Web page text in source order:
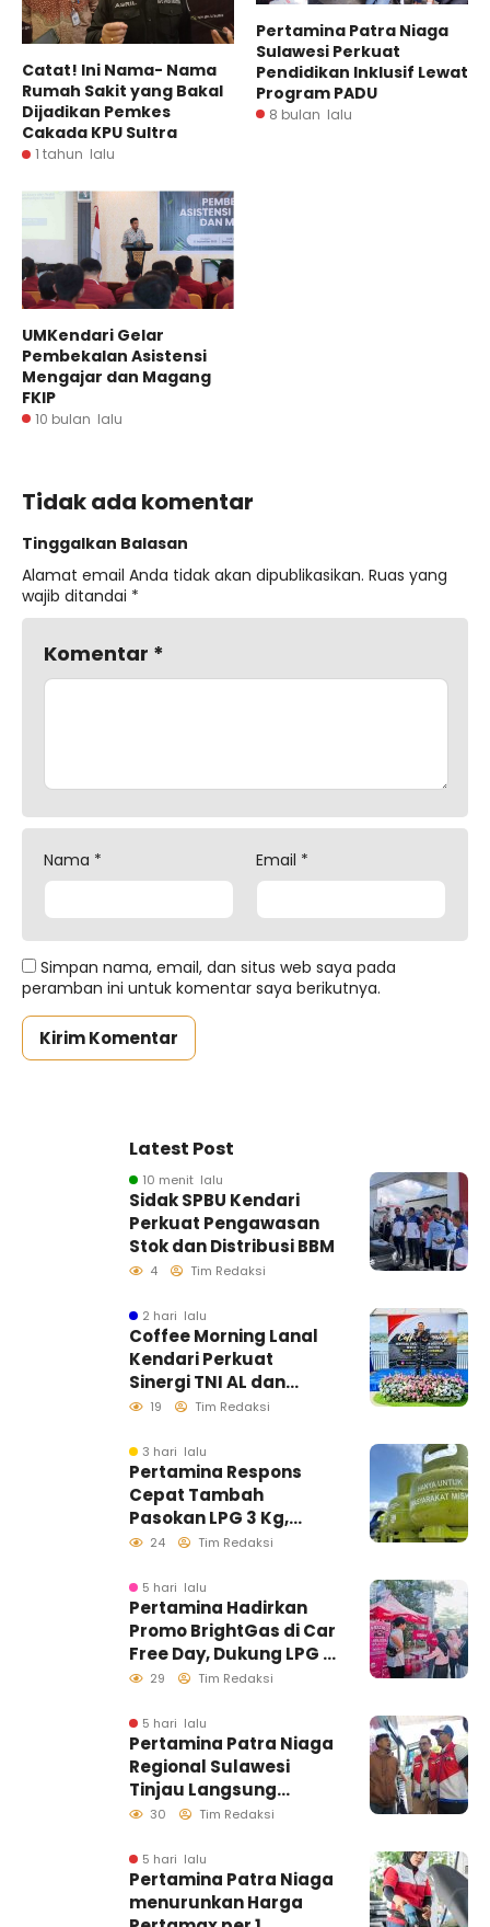
Catat! Ini Nama- Nama
Rumah Sakit yang Bakal
Dijadikan Pemkes
Cakada KPU Sultra
1 tahun lalu
Pertamina Patra Niaga
Sulawesi Perkuat
Pendidikan Inklusif Lewat
Program PADU
8 bulan lalu
UMKendari Gelar
Pembekalan Asistensi
Mengajar dan Magang
FKIP
10 bulan lalu
Tidak ada komentar
Tinggalkan Balasan
Alamat email Anda tidak akan dipublikasikan. Ruas yang
wajib ditandai *
Komentar *
Nama * Email *
Simpan nama, email, dan situs web saya pada
peramban ini untuk komentar saya berikutnya.
Latest Post
10 menit lalu
Sidak SPBU Kendari
Perkuat Pengawasan
Stok dan Distribusi BBM
4 Tim Redaksi
2 hari lalu
Coffee Morning Lanal
Kendari Perkuat
Sinergi TNI AL dan
Insan Pers Wujudkan
19 Tim Redaksi
3 hari lalu
Pertamina Respons
Cepat Tambah
Pasokan LPG 3 Kg,
Kondisi Penyaluran di
Berlangsung Kondusif
24 Tim Redaksi
5 hari lalu
Pertamina Hadirkan
Promo BrightGas di Car
Free Day, Dukung LPG 3
Kg Tepat Sasaran
29 Tim Redaksi
5 hari lalu
Pertamina Patra Niaga
Regional Sulawesi
Tinjau Langsung
Pelayanan SPBU di
Distribusi Biosolar
Berjalan Optimal
30 Tim Redaksi
5 hari lalu
Pertamina Patra Niaga
menurunkan Harga